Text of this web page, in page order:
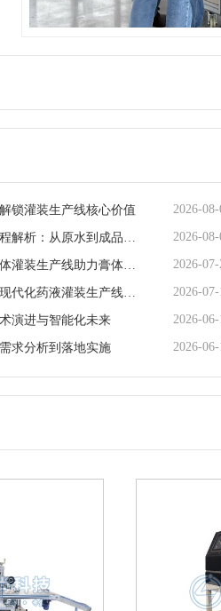
锁灌装生产线核心价值 2026-
2026-
2026-
2026-
演进与智能化未来 2026-
求分析到落地实施 2026-06-